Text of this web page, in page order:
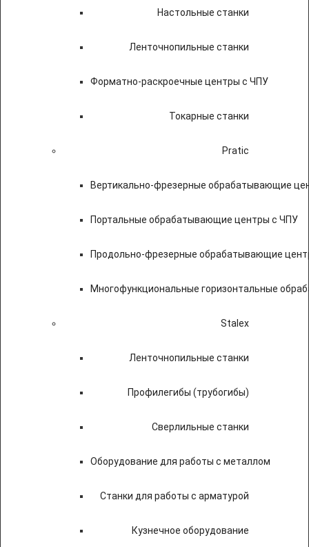
Настольные станки
Ленточнопильные станки
Форматно-раскроечные центры с ЧПУ
Токарные станки
Pratic
Вертикально-фрезерные обрабатывающие
Портальные обрабатывающие центры с ЧПУ
Продольно-фрезерные обрабатывающие
Многофункциональные горизонтальные
Stalex
Ленточнопильные станки
Профилегибы (трубогибы)
Сверлильные станки
Оборудование для работы с металлом
Станки для работы с арматурой
Кузнечное оборудование